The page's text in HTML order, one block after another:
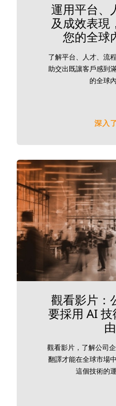
運用平台、
及成效表現
您的全球
了解平台、人才、流
助交出既讓客戶感到
的全球內
深入
觀看影片：
要採用 AI
由
觀看影片，了解公司
翻譯才能在全球市場
這個技術的